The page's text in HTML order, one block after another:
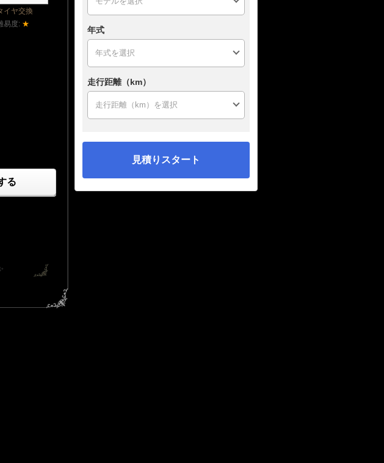
イヤ交換
易度: ★
る
年式
走行距離（km）
見積りスタート